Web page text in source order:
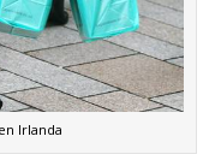
Irlanda